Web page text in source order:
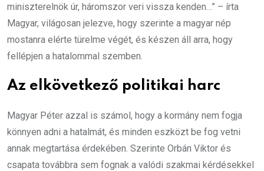
miniszterelnök úr, háromszor veri vissza kenden…” – írta
Magyar, világosan jelezve, hogy szerinte a magyar nép
mostanra elérte türelme végét, és készen áll arra, hogy
fellépjen a hatalommal szemben.
Az elkövetkező politikai harc
Magyar Péter azzal is számol, hogy a kormány nem fogja
könnyen adni a hatalmát, és minden eszközt be fog vetni
annak megtartása érdekében. Szerinte Orbán Viktor és
csapata továbbra sem fognak a valódi szakmai kérdésekkel